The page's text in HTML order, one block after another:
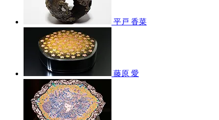
平戸 香菜
藤原 愛